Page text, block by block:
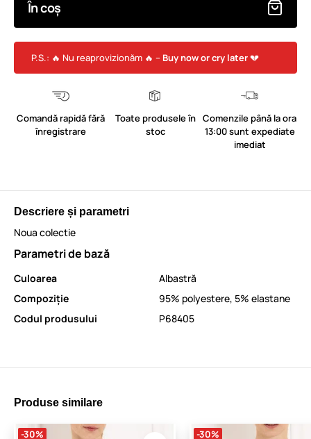
În coș
P.S.: 🔥 Nu reaprovizionăm 🔥 – Buy now or cry later💔
Comandă rapidă fără
înregistrare
Toate produsele în
stoc
Comenzile până la ora
13:00 sunt expediate
imediat
Descriere și parametri
Noua colectie
Parametri de bază
Culoarea
Albastră
Compoziție
95% polyestere, 5% elastane
Codul produsului
P68405
Produse similare
-30% -30%